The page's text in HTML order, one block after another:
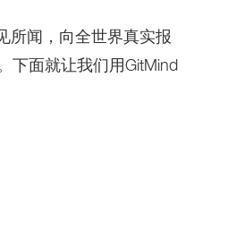
所闻，向全世界真实报
下面就让我们用GitMind